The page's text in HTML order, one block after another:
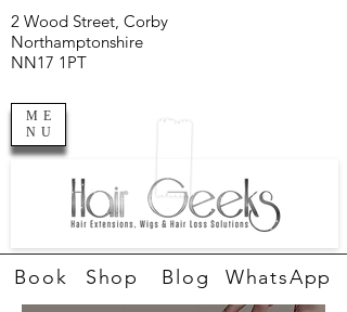
ME
NU
2 Wood Street, Corby
Northamptonshire
NN17 1PT
Book Shop WhatsApp
Blog